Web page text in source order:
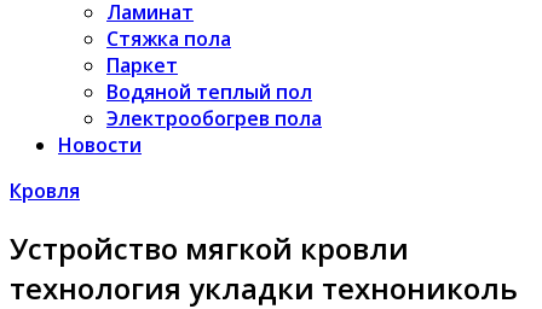
Ламинат
Стяжка пола
Паркет
Водяной теплый пол
Электрообогрев пола
Новости
Кровля
Устройство мягкой кровли
технология укладки технониколь